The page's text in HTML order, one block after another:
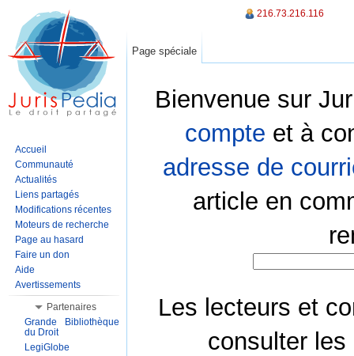
Bienvenue sur
compte et à
adresse de
article en
Les lecteurs et
consulter les
216.73.216.116
Page spéciale
Accueil
Communauté
Actualités
Liens partagés
Modifications récentes
Moteurs de recherche
Page au hasard
Faire un don
Aide
Avertissements
Partenaires
Grande Bibliothèque
du Droit
LegiGlobe